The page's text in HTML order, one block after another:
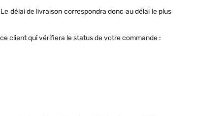
délai de livraison correspondra donc au délai le plus
client qui vérifiera le status de votre commande :